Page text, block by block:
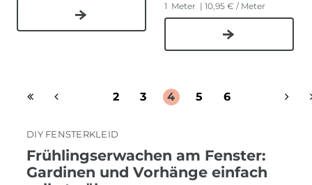
1 Meter | 10,95 € / Meter
2 3 4 5 6
DIY FENSTERKLEID
Frühlingserwachen am Fenster:
Gardinen und Vorhänge einfach